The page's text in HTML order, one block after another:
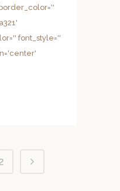
font_style=''